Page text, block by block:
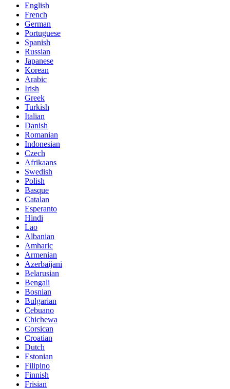
English
French
German
Portuguese
Spanish
Russian
Japanese
Korean
Arabic
Irish
Greek
Turkish
Italian
Danish
Romanian
Indonesian
Czech
Afrikaans
Swedish
Polish
Basque
Catalan
Esperanto
Hindi
Lao
Albanian
Amharic
Armenian
Azerbaijani
Belarusian
Bengali
Bosnian
Bulgarian
Cebuano
Chichewa
Corsican
Croatian
Dutch
Estonian
Filipino
Finnish
Frisian